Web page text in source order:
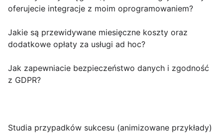
oferujecie integracje z moim oprogramowaniem?
Jakie są przewidywane miesięczne koszty oraz
dodatkowe opłaty za usługi ad hoc?
Jak zapewniacie bezpieczeństwo danych i zgodność
z GDPR?
Studia przypadków sukcesu (animizowane przykłady)